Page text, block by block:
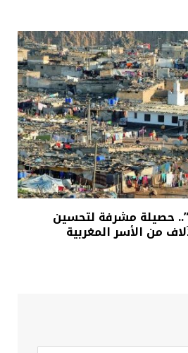
حصيلة مشرفة لتحسين
من الأسر المغربية